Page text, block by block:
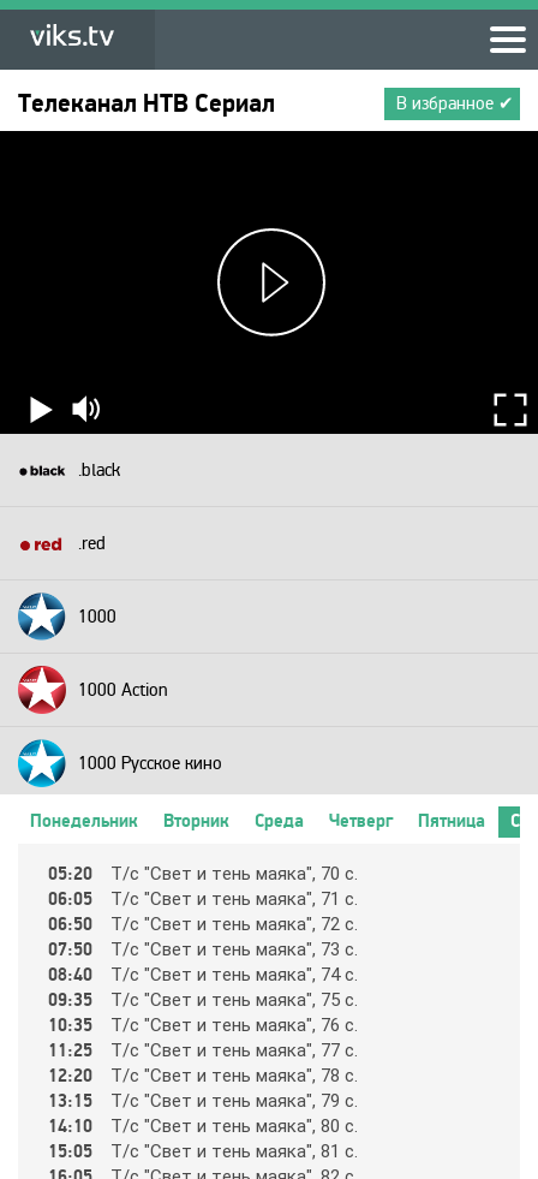
В избранное ✔
Телеканал НТВ Сериал
.black
.red
1000
1000 Action
1000 Русское кино
24 Техно
24 Украина
2х2
365
Понедельник Вторник Среда Четверг Пятница
05:20 Т/c "Cвeт и тeнь мaякa", 70 c.
06:05 Т/c "Cвeт и тeнь мaякa", 71 c.
06:50 Т/c "Cвeт и тeнь мaякa", 72 c.
07:50 Т/c "Cвeт и тeнь мaякa", 73 c.
08:40 Т/c "Cвeт и тeнь мaякa", 74 c.
09:35 Т/c "Cвeт и тeнь мaякa", 75 c.
10:35 Т/c "Cвeт и тeнь мaякa", 76 c.
11:25 Т/c "Cвeт и тeнь мaякa", 77 c.
12:20 Т/c "Cвeт и тeнь мaякa", 78 c.
13:15 Т/c "Cвeт и тeнь мaякa", 79 c.
14:10 Т/c "Cвeт и тeнь мaякa", 80 c.
15:05 Т/c "Cвeт и тeнь мaякa", 81 c.